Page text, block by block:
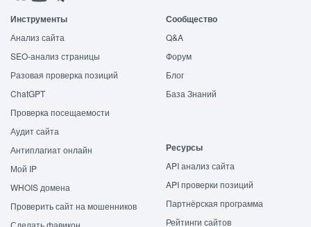
Инструменты
Анализ сайта
SEO-анализ страницы
Разовая проверка позиций
ChatGPT
Проверка посещаемости
Аудит сайта
Антиплагиат онлайн
Мой IP
WHOIS домена
Проверить сайт на мошенников
Сообщество
Q&A
Форум
Блог
База Знаний
Ресурсы
API анализ сайта
API проверки позиций
Партнёрская программа
Рейтинги сайтов